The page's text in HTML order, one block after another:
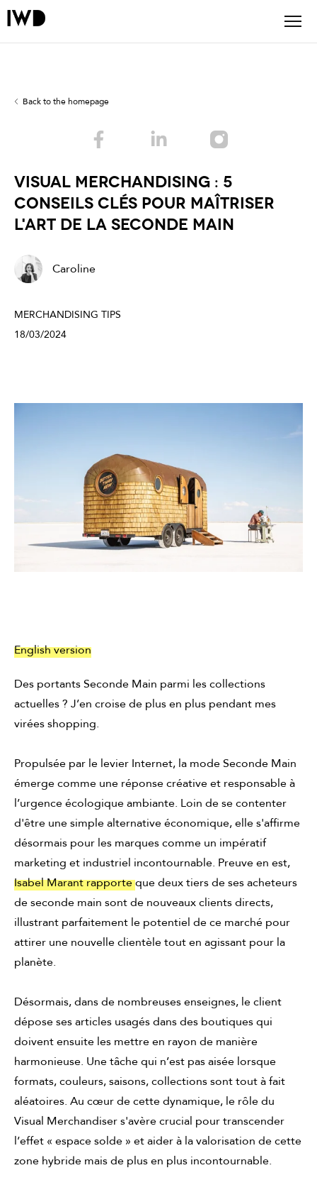
Back to the homepage
Visual Merchandising : 5
Conseils Clés pour Maîtriser
l'Art de la Seconde Main
Caroline
MERCHANDISING TIPS
18/03/2024
English version
Des portants Seconde Main parmi les collections
actuelles ? J’en croise de plus en plus pendant mes
virées shopping.
Propulsée par le levier Internet, la mode Seconde Main
émerge comme une réponse créative et responsable à
l’urgence écologique ambiante. Loin de se contenter
d'être une simple alternative économique, elle s'affirme
désormais pour les marques comme un impératif
marketing et industriel incontournable. Preuve en est,
Isabel Marant rapporteque deux tiers de ses acheteurs
de seconde main sont de nouveaux clients directs,
illustrant parfaitement le potentiel de ce marché pour
attirer une nouvelle clientèle tout en agissant pour la
planète.
Désormais, dans de nombreuses enseignes, le client
dépose ses articles usagés dans des boutiques qui
doivent ensuite les mettre en rayon de manière
harmonieuse. Une tâche qui n’est pas aisée lorsque
formats, couleurs, saisons, collections sont tout à fait
aléatoires. Au cœur de cette dynamique, le rôle du
Visual Merchandiser s'avère crucial pour transcender
l’effet « espace solde » et aider à la valorisation de cette
zone hybride mais de plus en plus incontournable.